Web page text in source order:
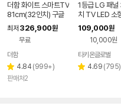
더함 화이트 스마트TV
81cm(32인치) 구글
5.0 QLED 이동식TV
최저 326,900원
무료
더함
별
점
4.84 리
(999+)
판매처2
1등급 LG 패
치 TV LED 소
티비 이동식TV
캠핑 글램핑 병
109,000원
10,000원
타키온글로벌
별 4.69 리
(795)